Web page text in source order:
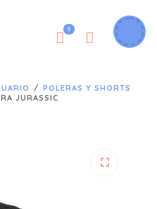
9
/ POLERAS Y SHORTS
JURASSIC